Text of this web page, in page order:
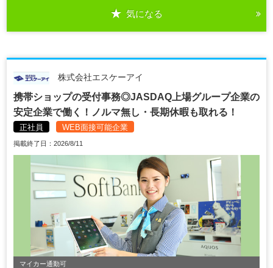
気になる
株式会社エスケーアイ
携帯ショップの受付事務◎JASDAQ上場グループ企業の
安定企業で働く！ノルマ無し・長期休暇も取れる！
正社員 WEB面接可能企業
掲載終了日：2026/8/11
マイカー通勤可